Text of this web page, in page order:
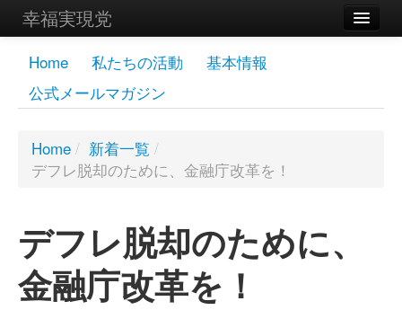
幸福実現党
メンバーズページ
党員
お問い合わせ
Home 私たちの活動
基本情報
公式メールマガジン
Home / 新着一覧 /
デフレ脱却のために、金融庁改革を！
デフレ脱却のために、
金融庁改革を！